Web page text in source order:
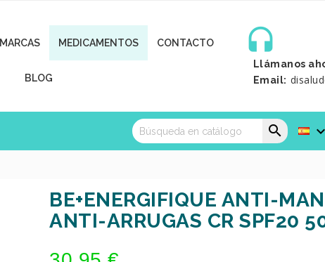
MARCAS MEDICAMENTOS CONTACTO
BLOG

Llámanos
Email:


BE+ENERGIFIQUE ANTI-
ANTI-ARRUGAS CR SPF20